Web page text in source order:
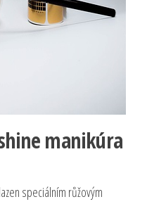
manikúra
speciálním růžovým